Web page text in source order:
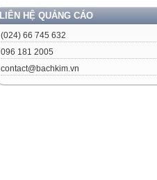
LIÊN HỆ QUẢNG CÁO
(024) 66 745 632
096 181 2005
contact@bachkim.vn